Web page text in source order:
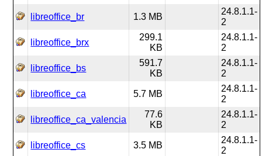
libreoffice_br 1.3 MB
24.8.1.1-
2
libreoffice_brx
299.1
KB
24.8.1.1-
2
libreoffice_bs
591.7
KB
24.8.1.1-
2
libreoffice_ca 5.7 MB
24.8.1.1-
2
libreoffice_ca_valencia
77.6
KB
24.8.1.1-
2
libreoffice_cs 3.5 MB
24.8.1.1-
2